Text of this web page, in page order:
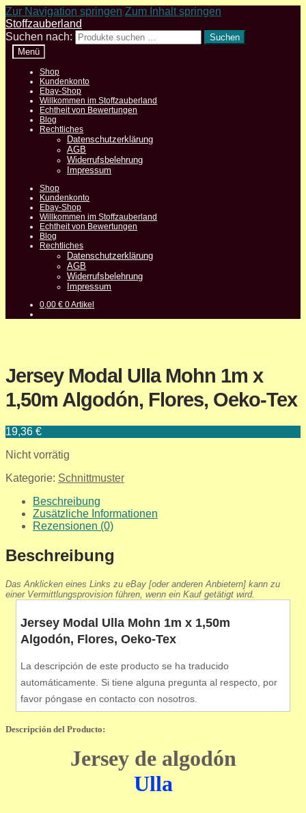
Zur Navigation springen Zum Inhalt springen
Stoffzauberland
Suchen nach:
Suchen
Menü
Shop
Kundenkonto
Ebay-Shop
Willkommen im Stoffzauberland
Echtheit von Bewertungen
Blog
Rechtliches
Datenschutzerklärung
AGB
Widerrufsbelehrung
Impressum
Shop
Kundenkonto
Ebay-Shop
Willkommen im Stoffzauberland
Echtheit von Bewertungen
Blog
Rechtliches
Datenschutzerklärung
AGB
Widerrufsbelehrung
Impressum
0,00€ 0 Artikel
Jersey Modal Ulla Mohn 1m x
1,50m Algodón, Flores, Oeko-Tex
19,36 €
Nicht vorrätig
Kategorie: Schnittmuster
Beschreibung
Zusätzliche Informationen
Rezensionen (0)
Beschreibung
Das Anklicken eines Links zu eBay [oder anderen Anbietern] kann zu
einer Vermittlungsprovision führen, wenn ein Kauf getätigt wird.
Jersey Modal Ulla Mohn 1m x 1,50m
Algodón, Flores, Oeko-Tex
La descripción de este producto se ha traducido
automáticamente. Si tiene alguna pregunta al respecto, por
favor póngase en contacto con nosotros.
Descripción del Producto:
Jersey de algodón
Ulla